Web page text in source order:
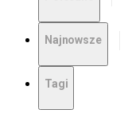
Najnowsze
Tagi